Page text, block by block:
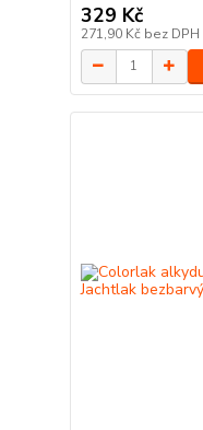
329 Kč
271,90 Kč bez DPH